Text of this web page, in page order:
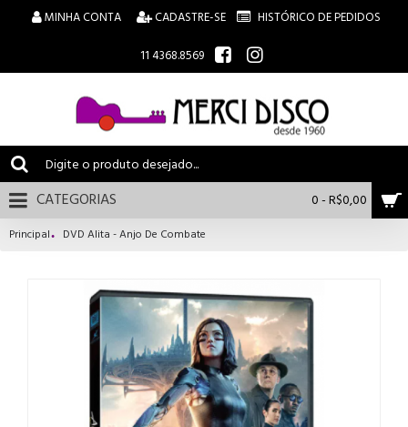
MINHA CONTA CADASTRE-SE
HISTÓRICO DE PEDIDOS
11 4368.8569
0 - R$0,00
CATEGORIAS
Principal DVD Alita - Anjo De Combate